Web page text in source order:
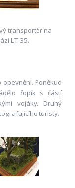
transportér na
LT-35.
Poněkud
řopík s částí
vojáky. Druhý
turisty.